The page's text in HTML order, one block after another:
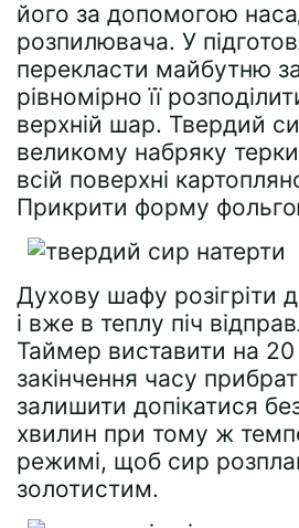
його за допомогою
розпилювача. У
перекласти майбутню
рівномірно її
верхній шар. Твердий
великому набряку
всій поверхні
Прикрити форму
Духову шафу розігріти
і вже в теплу піч
Таймер виставити на 20
закінчення часу
залишити допікатися
хвилин при тому ж
режимі, щоб сир
золотистим.